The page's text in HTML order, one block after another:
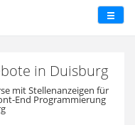
in Duisburg
mit Stellenanzeigen für
End Programmierung